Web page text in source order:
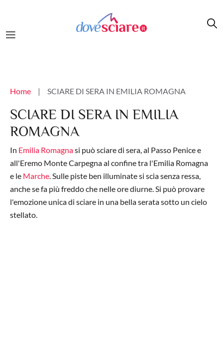
Briciole di pane
Home SCIARE DI SERA IN EMILIA ROMAGNA
SCIARE DI SERA IN EMILIA
ROMAGNA
In Emilia Romagnasi può sciare di sera, al Passo Penice e
all'Eremo Monte Carpegna al confine tra l'Emilia Romagna
e le Marche. Sulle piste ben illuminate si scia senza ressa,
anche se fa più freddo che nelle ore diurne. Si può provare
l'emozione unica di sciare in una bella serata sotto un cielo
stellato.